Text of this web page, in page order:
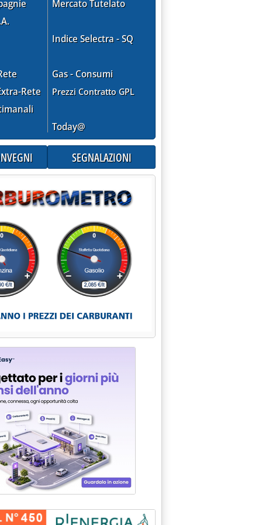
Rete
Mercato Tutelato
Indice Selectra - SQ
Gas - Consumi
Prezzi Contratto GPL
Today@
SEGNALAZIONI